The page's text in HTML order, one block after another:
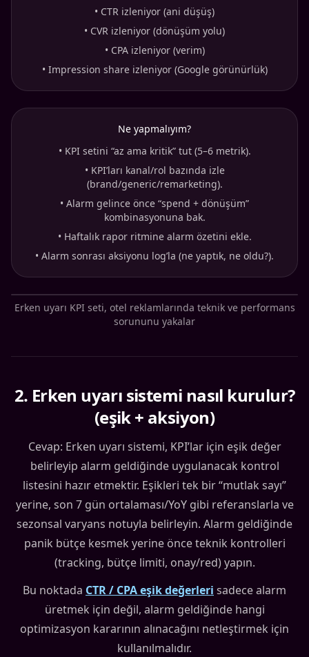
• CTR izleniyor (ani düşüş)
• CVR izleniyor (dönüşüm yolu)
• CPA izleniyor (verim)
• Impression share izleniyor (Google görünürlük)
Ne yapmalıyım?
• KPI setini “az ama kritik” tut (5–6 metrik).
• KPI’ları kanal/rol bazında izle
(brand/generic/remarketing).
• Alarm gelince önce “spend + dönüşüm”
kombinasyonuna bak.
• Haftalık rapor ritmine alarm özetini ekle.
• Alarm sonrası aksiyonu log’la (ne yaptık, ne oldu?).
Erken uyarı KPI seti, otel reklamlarında teknik ve performans
sorununu yakalar
2. Erken uyarı sistemi nasıl kurulur?
(eşik + aksiyon)
Cevap: Erken uyarı sistemi, KPI’lar için eşik değer
belirleyip alarm geldiğinde uygulanacak kontrol
listesini hazır etmektir. Eşikleri tek bir “mutlak sayı”
yerine, son 7 gün ortalaması/YoY gibi referanslarla ve
sezonsal varyans notuyla belirleyin. Alarm geldiğinde
panik bütçe kesmek yerine önce teknik kontrolleri
(tracking, bütçe limiti, onay/red) yapın.
Bu noktada CTR / CPA eşik değerleri sadece alarm
üretmek için değil, alarm geldiğinde hangi
optimizasyon kararının alınacağını netleştirmek için
kullanılmalıdır.